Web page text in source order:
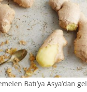
Batı’ya Asya’dan